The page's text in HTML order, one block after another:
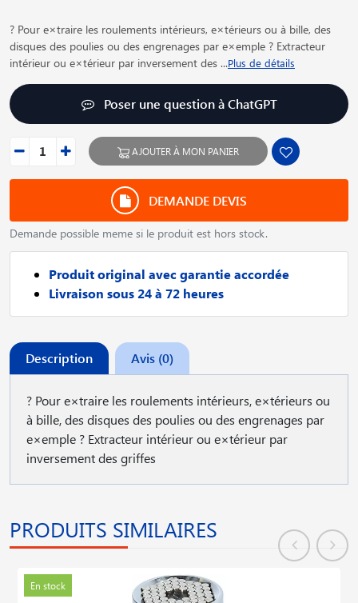
? Pour e×traire les roulements intérieurs, e×térieurs ou à bille, des
disques des poulies ou des engrenages par e×emple ? Extracteur
intérieur ou e×térieur par inversement des ...Plus de détails
Poser une question à ChatGPT
AJOUTER À MON PANIER
DEMANDE DEVIS
Demande possible meme si le produit est hors stock.
Produit original avec garantie accordée
Livraison sous 24 à 72 heures
Description Avis (0)
? Pour e×traire les roulements intérieurs, e×térieurs ou
à bille, des disques des poulies ou des engrenages par
e×emple ? Extracteur intérieur ou e×térieur par
inversement des griffes
PRODUITS SIMILAIRES
En stock